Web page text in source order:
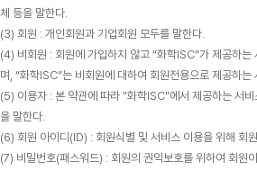
체 등을 말한다.
(3) 회원 : 개인회원과 기업회원 모두를 말한다.
(4) 비회원 : 회원에 가입하지 않고 “화학ISC”가 제공하는
며, “화학ISC”는 비회원에 대하여 회원전용으로 제공하는
(5) 이용자 : 본 약관에 따라 "화학ISC"에서 제공하는 서
을 말한다.
(6) 회원 아이디(ID) : 회원식별 및 서비스 이용을 위해 회
(7) 비밀번호(패스워드) : 회원의 권익보호를 위하여 회원